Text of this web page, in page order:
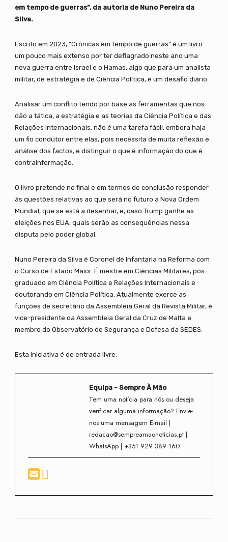
em tempo de guerras”, da autoria de Nuno Pereira da
Silva.
Escrito em 2023, “Crónicas em tempo de guerras” é um livro
um pouco mais extenso por ter deflagrado neste ano uma
nova guerra entre Israel e o Hamas, algo que para um analista
militar, de estratégia e de Ciência Política, é um desafio diário.
Analisar um conflito tendo por base as ferramentas que nos
dão a tática, a estratégia e as teorias da Ciência Política e das
Relações Internacionais, não é uma tarefa fácil, embora haja
um fio condutor entre elas, pois necessita de muita reflexão e
análise dos factos, e distinguir o que é informação do que é
contrainformação.
O livro pretende no final e em termos de conclusão responder
às questões relativas ao que será no futuro a Nova Ordem
Mundial, que se está a desenhar, e, caso Trump ganhe as
eleições nos EUA, quais serão as consequências nessa
disputa pelo poder global.
Nuno Pereira da Silva é Coronel de Infantaria na Reforma com
o Curso de Estado Maior. É mestre em Ciências Militares, pós-
graduado em Ciência Política e Relações Internacionais e
doutorando em Ciência Política. Atualmente exerce as
funções de secretário da Assembleia Geral da Revista Militar, é
vice-presidente da Assembleia Geral da Cruz de Malta e
membro do Observatório de Segurança e Defesa da SEDES.
Esta iniciativa é de entrada livre.
Equipa - Sempre À Mão
Tem uma notícia para nós ou deseja
verificar alguma informação? Envie-
nos uma mensagem E-mail |
redacao@sempreamaonoticias.pt |
WhatsApp | +351 929 389 160